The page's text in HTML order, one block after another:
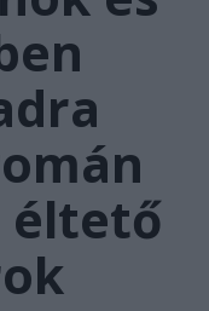
éltető